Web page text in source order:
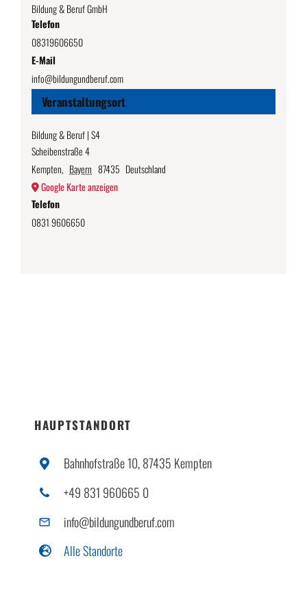
Veranstaltungsort
Bildung & Beruf | S4
Scheibenstraße 4
Kempten, Bayern 87435 Deutschland
Google Karte anzeigen
Telefon
0831 9606650
Bildung & Beruf GmbH
Telefon
08319606650
E-Mail
info@bildungundberuf.com
HAUPTSTANDORT
Bahnhofstraße 10, 87435 Kempten
+49 831 960665 0
info@bildungundberuf.com
Alle Standorte